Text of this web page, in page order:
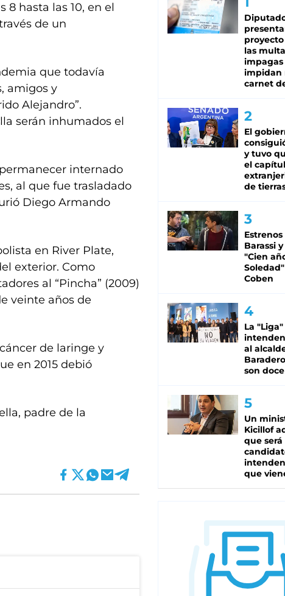
8 hasta las 10, en el
de un
que todavía
amigos y
Alejandro”.
serán inhumados el
internado
al que fue trasladado
Diego Armando
en River Plate,
exterior. Como
al “Pincha” (2009)
veinte años de
de laringe y
en 2015 debió
padre de la
las
impagas
impidan
carnet
El
y tuvo
el
de
Estrenos
Barassi
"Cien
Coben
La
al
son doce
Un
Kicillof
que será
que